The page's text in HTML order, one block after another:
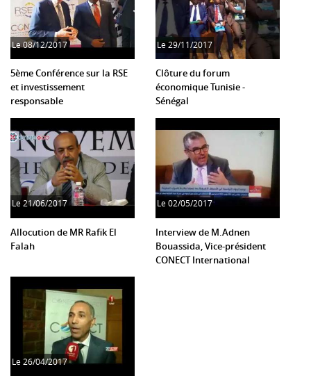
5ème Conférence sur la RSE
et investissement
responsable
Le08/12/2017
Clôture du forum
économique Tunisie -
Sénégal
Le 29/11/2017
Allocution de MR Rafik El
Falah
Le21/06/2017
Interview de M.Adnen
Bouassida, Vice-président
CONECT International
Le02/05/2017
Le 26/04/2017